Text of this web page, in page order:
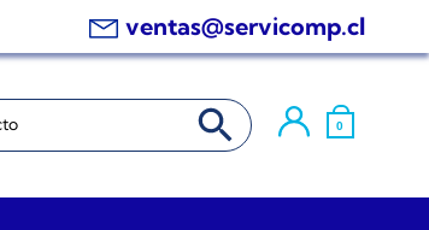
ventas@servicomp.cl
BOTÓN DE BÚSQUEDA
0